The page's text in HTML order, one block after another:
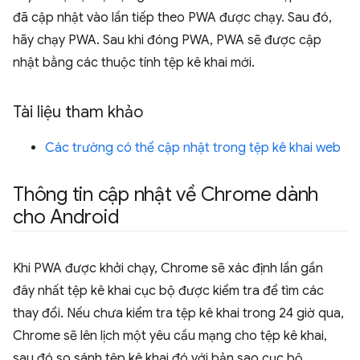
đã cập nhật vào lần tiếp theo PWA được chạy. Sau đó,
hãy chạy PWA. Sau khi đóng PWA, PWA sẽ được cập
nhật bằng các thuộc tính tệp kê khai mới.
Tài liệu tham khảo
Các trường có thể cập nhật trong tệp kê khai web
Thông tin cập nhật về Chrome dành
cho Android
Khi PWA được khởi chạy, Chrome sẽ xác định lần gần
đây nhất tệp kê khai cục bộ được kiểm tra để tìm các
thay đổi. Nếu chưa kiểm tra tệp kê khai trong 24 giờ qua,
Chrome sẽ lên lịch một yêu cầu mạng cho tệp kê khai,